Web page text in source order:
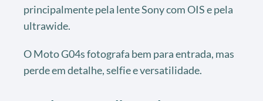
principalmente pela lente Sony com OIS e pela
ultrawide.
O Moto G04s fotografa bem para entrada, mas
perde em detalhe, selfie e versatilidade.